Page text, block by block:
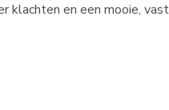
klachten en een mooie,